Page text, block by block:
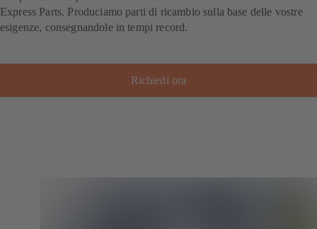
Express Parts. Produciamo parti di ricambio sulla base delle vostre
esigenze, consegnandole in tempi record.
Richiedi ora